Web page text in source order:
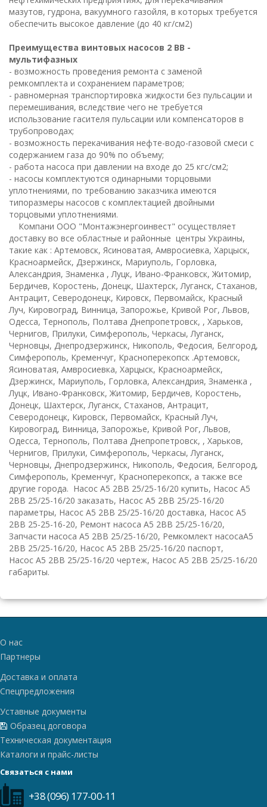
мазутов, гудрона, вакуумного газойля, в которых требуется
обеспечить высокое давление (до 40 кг/см2)
Преимущества винтовых насосов 2 ВВ -
мультифазных
- возможность проведения ремонта с заменой
ремкомплекта и сохранением параметров;
- равномерная транспортировка жидкости без пульсации и
перемешивания, вследствие чего не требуется
использование гасителя пульсации или компенсаторов в
трубопроводах;
- возможность перекачивания нефте-водо-газовой смеси с
содержанием газа до 90% по объему;
- работа насоса при давлении на входе до 25 кгс/см2;
- насосы комплектуются одинарными торцовыми
уплотнениями, по требованию заказчика имеются
типоразмеры насосов с комплектацией двойными
торцовыми уплотнениями.
Компани ООО "Монтажэнергоинвест" осуществляет
доставку во все областные и районные центры Украины,
такие как : Артемовск, Ясиноватая, Амвросиевка, Харцыск,
Красноармейск, Дзержинск, Мариуполь, Горловка,
Александрия, Знаменка , Луцк, Ивано-Франковск, Житомир,
Бердичев, Коростень, Донецк, Шахтерск, Луганск, Стаханов,
Антрацит, Северодонецк, Кировск, Первомайск, Красный
Луч, Кировоград, Винница, Запорожье, Кривой Рог, Львов,
Одесса, Тернополь, Полтава Днепропетровск, , Харьков,
Чернигов, Прилуки, Симферополь, Черкасы, Луганск,
Черновцы, Днепродзержинск, Никополь, Федосия, Белгород,
Симферополь, Кременчуг, Красноперекопск .Артемовск,
Ясиноватая, Амвросиевка, Харцыск, Красноармейск,
Дзержинск, Мариуполь, Горловка, Александрия, Знаменка ,
Луцк, Ивано-Франковск, Житомир, Бердичев, Коростень,
Донецк, Шахтерск, Луганск, Стаханов, Антрацит,
Северодонецк, Кировск, Первомайск, Красный Луч,
Кировоград, Винница, Запорожье, Кривой Рог, Львов,
Одесса, Тернополь, Полтава Днепропетровск, , Харьков,
Чернигов, Прилуки, Симферополь, Черкасы, Луганск,
Черновцы, Днепродзержинск, Никополь, Федосия, Белгород,
Симферополь, Кременчуг, Красноперекопск, а также все
другие города. Насос А5 2ВВ 25/25-16/20 купить, Насос А5
2ВВ 25/25-16/20 заказать, Насос А5 2ВВ 25/25-16/20
параметры, Насос А5 2ВВ 25/25-16/20 доставка, Насос А5
2ВВ 25-25-16-20, Ремонт насоса А5 2ВВ 25/25-16/20,
Запчасти насоса А5 2ВВ 25/25-16/20, Ремкомлект насосаА5
2ВВ 25/25-16/20, Насос А5 2ВВ 25/25-16/20 паспорт,
Насос А5 2ВВ 25/25-16/20 чертеж, Насос А5 2ВВ 25/25-16/20
габариты.
О нас
Партнеры
Доставка и оплата
Спецпредложения
Уставные документы
Образец договора
Техническая документация
Каталоги и прайс-листы
Связаться с нами
+38 (096) 177-00-11